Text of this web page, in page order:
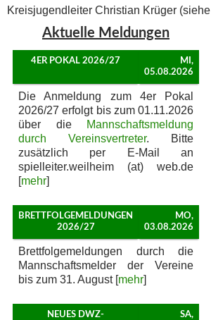
Kreisjugendleiter Christian Krüger (siehe
Aktuelle Meldungen
4ER POKAL 2026/27
MI,
05.08.2026
Die Anmeldung zum 4er Pokal
2026/27 erfolgt bis zum 01.11.2026
über die
Mannschaftsmeldung
durch Vereinsvertreter. Bitte
zusätzlich per E-Mail an
spielleiter.weilheim (at) web.de
[mehr]
BRETTFOLGEMELDUNGEN
2026/27
MO,
03.08.2026
Brettfolgemeldungen durch die
Mannschaftsmelder der Vereine
bis zum 31. August [mehr]
NEUES DWZ-
SA,